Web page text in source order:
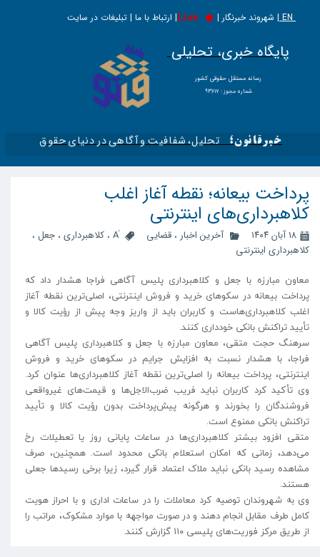
EN | شهروند خبرنگار | | ارتباط با ما | تبلیغات در سایت
Live
پایگاه خبری، تحلیلی
​​​​رسانه مستقل حقوقی کشور
شماره مجوز : ۹۳۶۱۷
خبرقانون؛ تحلیل، شفافیت و آگاهی در دنیای حقوق​​​​​​​
پرداخت بیعانه؛ نقطه آغاز اغلب
کلاهبرداری‌های اینترنتی
۱۸ آبان ۱۴۰۴ آخرین اخبار ، قضایی ، کلاهبرداری ، جعل ،
کلاهبرداری اینترنتی
معاون مبارزه با جعل و کلاهبرداری پلیس آگاهی فراجا هشدار داد که
پرداخت بیعانه در سکوهای خرید و فروش اینترنتی، اصلی‌ترین نقطه آغاز
اغلب کلاهبرداری‌هاست و کاربران باید از واریز وجه پیش از رؤیت کالا و
تأیید تراکنش بانکی خودداری کنند.
سرهنگ حجت متقی، معاون مبارزه با جعل و کلاهبرداری پلیس آگاهی
فراجا، با هشدار نسبت به افزایش جرایم در سکوهای خرید و فروش
اینترنتی، پرداخت بیعانه را اصلی‌ترین نقطه آغاز کلاهبرداری‌ها عنوان کرد.
وی تأکید کرد کاربران نباید فریب ضرب‌الاجل‌ها و قیمت‌های غیرواقعی
فروشندگان را بخورند و هرگونه پیش‌پرداخت بدون رؤیت کالا و تأیید
تراکنش بانکی ممنوع است.
متقی افزود بیشتر کلاهبرداری‌ها در ساعات پایانی روز یا تعطیلات رخ
می‌دهد، زمانی که امکان استعلام بانکی محدود است. همچنین، صرف
مشاهده رسید بانکی نباید ملاک اعتماد قرار گیرد، زیرا برخی رسیدها جعلی
هستند.
وی به شهروندان توصیه کرد معاملات را در ساعات اداری و با احراز هویت
کامل طرف مقابل انجام دهند و در صورت مواجهه با موارد مشکوک، مراتب را
از طریق مرکز فوریت‌های پلیسی ۱۱۰ گزارش کنند.